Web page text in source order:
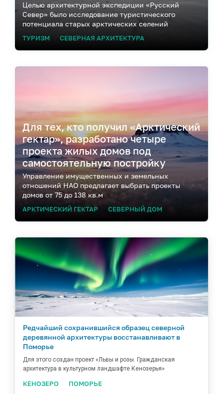
Целью архитектурной экспедиции «Русский
Север» было исследование туристического
потенциала старых арктических селений
ТУРИЗМ СЕВЕРНАЯ АРХИТЕКТУРА
Для тех, кто получил «Арктический
гектар», разработано четыре
проекта жилых домов под
самостоятельную постройку
Управление имущественных и земельных
отношений НАО предлагает выбрать проекты
домов от 75 до 138 кв.м
АРКТИЧЕСКИЙ ГЕКТАР СЕВЕРНЫЙ ДОМ
Редчайший сохранившийся образец северной
деревянной архитектуры восстанавливают в
Поморье
Для этого создан проект «Львы и розы. Гражданская
архитектура в культурном ландшафте Кенозерья»
КЕНОЗЕРО ПОМОРЬЕ